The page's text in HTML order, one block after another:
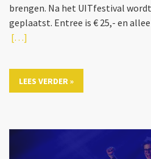
brengen. Na het UITfestival
geplaatst. Entree is € 25,- en
[…]
LEES VERDER »